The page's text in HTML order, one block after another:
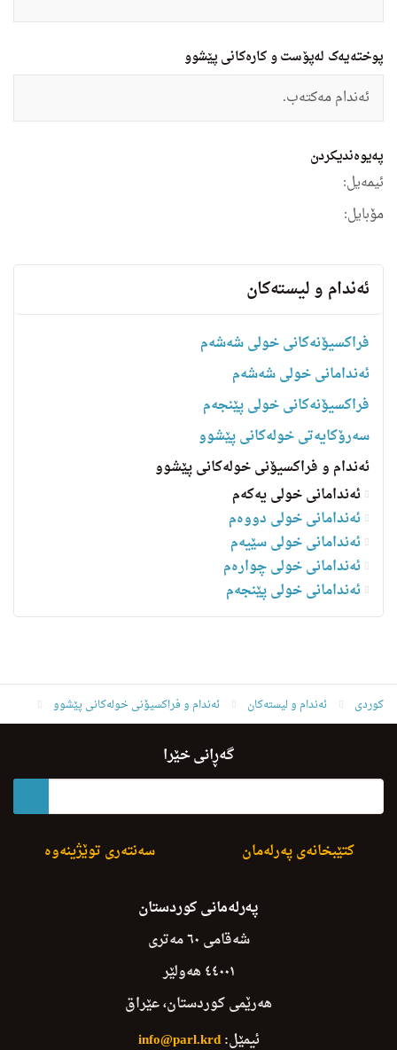
پوختەیەک لەپۆست و کارەکانی پێشوو
ئه‌ندام مه‌كته‌ب.
په‌یوه‌ندیكردن
ئیمه‌یل:
مۆبایل:
ئه‌ندام و لیسته‌كان
فراکسیۆنەکانی خولی شەشەم
ئەندامانی خولی شەشەم
فراکسیۆنەکانی خولی پێنجەم
سه‌رۆكایه‌تی خولەکانی پێشوو
ئەندام و فراکسیۆنی خولەکانی پێشوو
ئەندامانی خولی یەکەم
ئەندامانی خولی دووەم
ئەندامانی خولی سێیەم
ئەندامانی خولی چوارەم
ئه‌ندامانی خولی پێنجەم
کوردی ئه‌ندام و لیسته‌كان ئەندام و فراکسیۆنی خولەکانی پێشوو
ئیسماعیل ئیبراهیم مه‌ردان
گەڕانی خێرا
سەنتەری توێژینەوە کتێبخانەی پەرلەمان
پەرلەمانی کوردستان
شەقامی ٦٠ مەتری
٤٤٠٠١ هەولێر
هەرێمی کوردستان، عێراق
ئیمێل:info@parl.krd